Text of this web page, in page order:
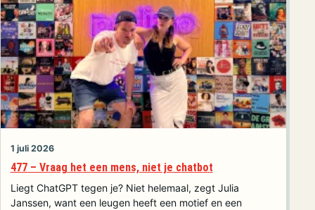
1 juli 2026
477 – Vraag het een mens, niet je chatbot
Liegt ChatGPT tegen je? Niet helemaal, zegt Julia
Janssen, want een leugen heeft een motief en een